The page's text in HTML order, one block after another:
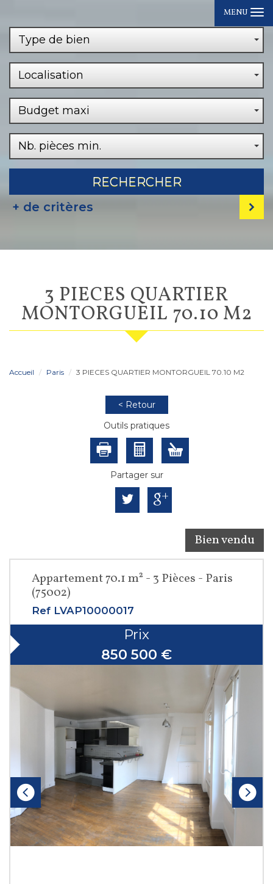
MENU
Type de bien
Localisation
Budget maxi
Nb. pièces min.
RECHERCHER
+ de critères
3 PIECES QUARTIER
MONTORGUEIL 70.10 M2
Accueil Paris 3 PIECES QUARTIER MONTORGUEIL 70.10 M2
< Retour
Outils pratiques
Partager sur
Bien vendu
Appartement 70.1 m² - 3 Pièces - Paris
(75002)
Ref LVAP10000017
Prix
850 500 €